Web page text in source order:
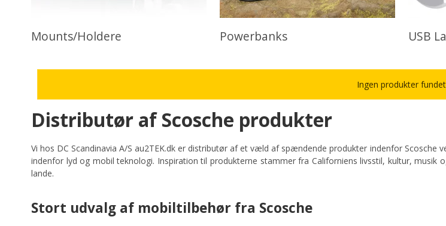
Mounts/Holdere Powerbanks USB
Ingen produkter
Distributør af Scosche produkter
Vi hos DC Scandinavia A/S au2TEK.dk er distributør af et væld af spændende produkter indenfor Scosche
indenfor lyd og mobil teknologi. Inspiration til produkterne stammer fra Californiens livsstil, kultur, musik
lande.
Stort udvalg af mobiltilbehør fra Scosche